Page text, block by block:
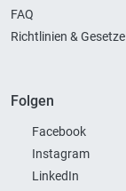
FAQ
Richtlinien & Gesetze
Folgen
Facebook
Instagram
LinkedIn